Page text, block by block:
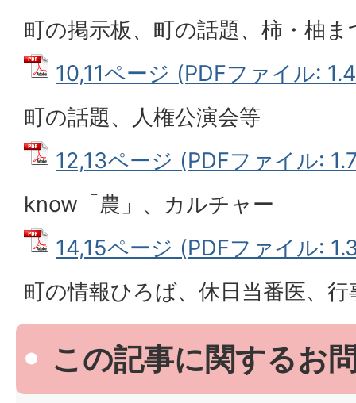
町の掲示板、町の話題、柿・柚ま
10,11ページ (PDFファイル:
町の話題、人権公演会等
12,13ページ (PDFファイル:
know「農」、カルチャー
14,15ページ (PDFファイル:
町の情報ひろば、休日当番医、行
この記事に関するお